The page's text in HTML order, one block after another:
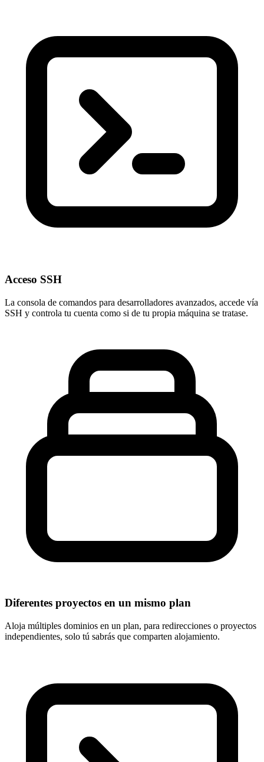
Acceso SSH
La consola de comandos para desarrolladores avanzados, accede vía
SSH y controla tu cuenta como si de tu propia máquina se tratase.
Diferentes proyectos en un mismo plan
Aloja múltiples dominios en un plan, para redirecciones o proyectos
independientes, solo tú sabrás que comparten alojamiento.